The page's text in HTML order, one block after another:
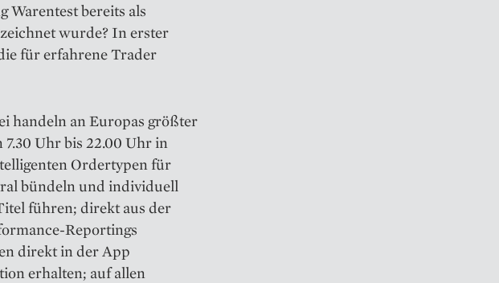
Warentest bereits als
wurde? In erster
für erfahrene Trader
handeln an Europas größter
Uhr bis 22.00 Uhr in
Ordertypen für
bündeln und individuell
führen; direkt aus der
Reportings
direkt in der App
erhalten; auf allen